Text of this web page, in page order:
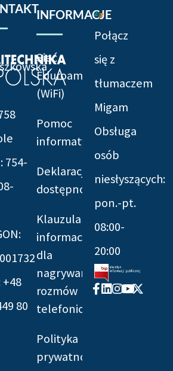
754-
+48
80
INFORMACJE
Sieć
Eduroam
(WiFi)
Pomoc
informatyczna
Deklaracja
dostępności
Klauzula
informacyjna
dla
nagrywania
rozmów
telefonicznych
Polityka
prywatności
Połącz
się z
tłumaczem
Migam
Obsługa
osób
niesłyszących:
pon.-pt.
08:00-
20:00
Facebook-
f
Linkedin
Instagram
Youtube
X-
twitter